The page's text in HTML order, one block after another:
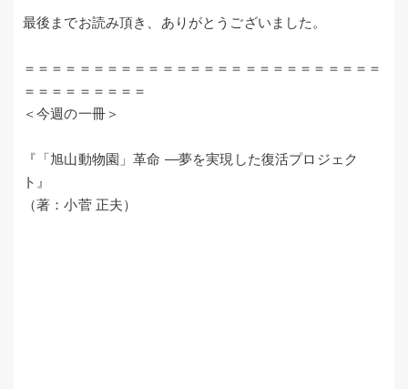
最後までお読み頂き、ありがとうございました。
＝＝＝＝＝＝＝＝＝＝＝＝＝＝＝＝＝＝＝＝＝＝＝＝＝＝
＝＝＝＝＝＝＝＝＝
＜今週の一冊＞
『「旭山動物園」革命 —夢を実現した復活プロジェク
ト』
（著：小菅 正夫）